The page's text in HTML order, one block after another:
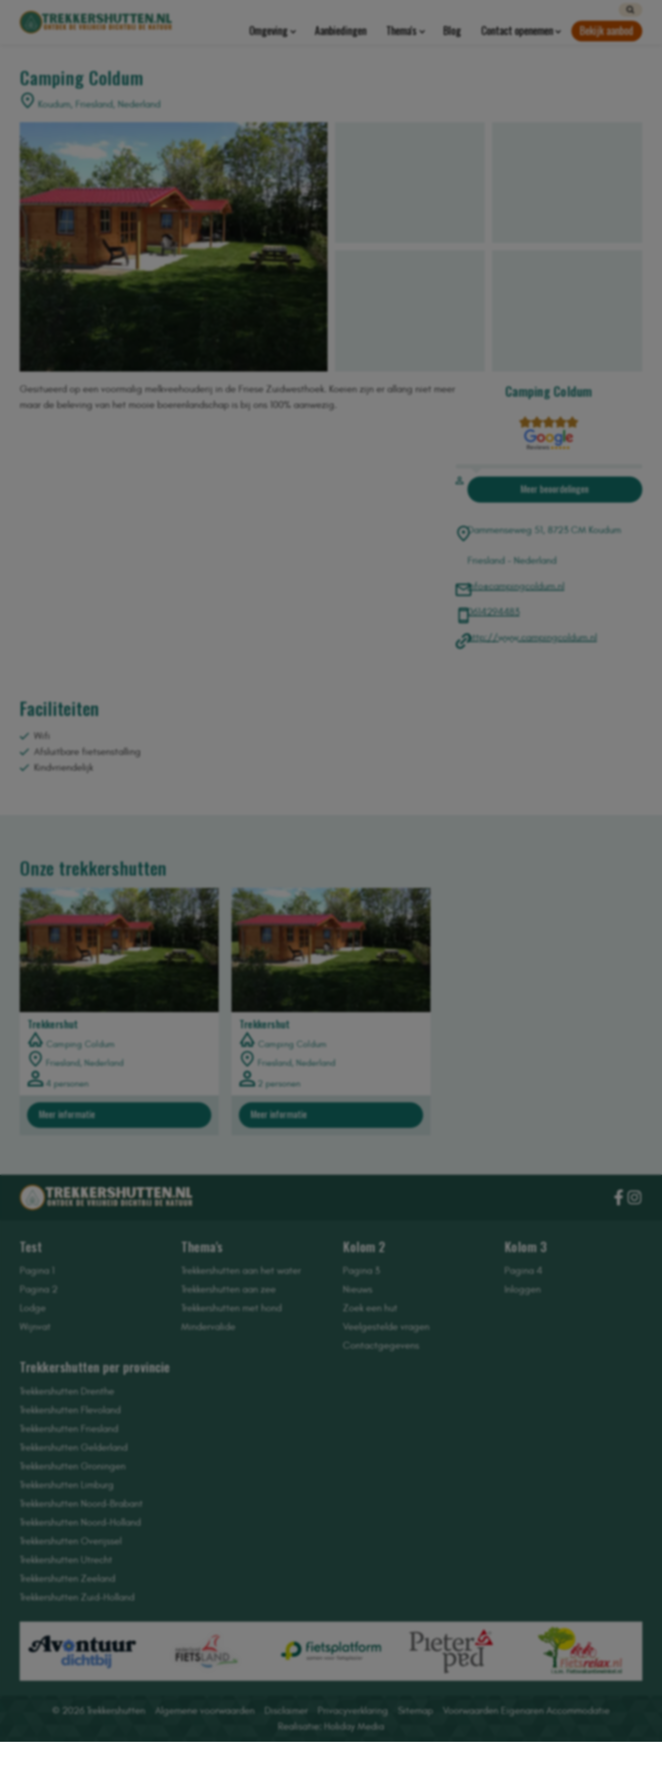
Omgeving Aanbiedingen Thema's Blog Contact openemen Bekijk aanbod
Camping Coldum
Koudum, Friesland, Nederland
Gesitueerd op een voormalig melkveehouderij in de Friese Zuidwesthoek. Koeien zijn er allang niet meer
maar de beleving van het mooie boerenlandschap is bij ons 100% aanwezig.
Camping Coldum
Meer beoordelingen
Dammenseweg 51, 8723 CM Koudum
Friesland - Nederland
Info@campingcoldum.nl
0614294483
http://www.campingcoldum.nl
Faciliteiten
Wifi
Afsluitbare fietsenstalling
Kindvriendelijk
Onze trekkershutten
Trekkershut
Camping Coldum
Friesland, Nederland
4 personen
Meer informatie
Trekkershut
Camping Coldum
Friesland, Nederland
2 personen
Meer informatie
Test
Pagina 1
Pagina 2
Lodge
Wijnvat
Thema's
Trekkershutten aan het water
Trekkershutten aan zee
Trekkershutten met hond
Mindervalide
Kolom 2
Pagina 3
Nieuws
Zoek een hut
Veelgestelde vragen
Contactgegevens
Kolom 3
Pagina 4
Inloggen
Trekkershutten per provincie
Trekkershutten Drenthe
Trekkershutten Flevoland
Trekkershutten Friesland
Trekkershutten Gelderland
Trekkershutten Groningen
Trekkershutten Limburg
Trekkershutten Noord-Brabant
Trekkershutten Noord-Holland
Trekkershutten Overijssel
Trekkershutten Utrecht
Trekkershutten Zeeland
Trekkershutten Zuid-Holland
© 2026 Trekkershutten Algemene voorwaarden Disclaimer Privacyverklaring Sitemap
Voorwaarden Eigenaren Accommodatie
Realisatie: Holiday Media